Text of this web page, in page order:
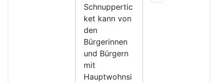
Schnuppertic
ket kann von
den
Bürgerinnen
und Bürgern
mit
Hauptwohnsi